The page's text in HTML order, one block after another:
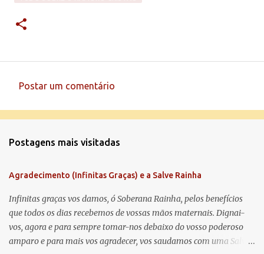
e
t
á
r
i
o
Postar um comentário
Postagens mais visitadas
Agradecimento (Infinitas Graças) e a Salve Rainha
Infinitas graças vos damos, ó Soberana Rainha, pelos benefícios
que todos os dias recebemos de vossas mãos maternais. Dignai-
vos, agora e para sempre tomar-nos debaixo do vosso poderoso
amparo e para mais vos agradecer, vos saudamos com uma Salve